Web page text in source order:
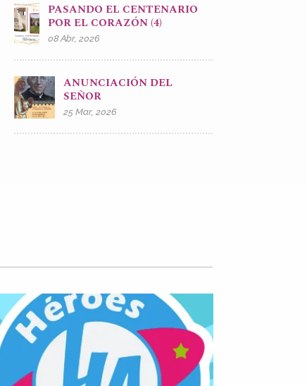
PASANDO EL CENTENARIO
POR EL CORAZÓN (4)
08 Abr, 2026
ANUNCIACIÓN DEL
SEÑOR
25 Mar, 2026